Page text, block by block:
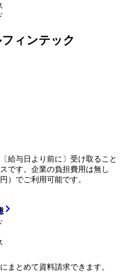
ィンテック
与日より前に〕受け取ること
す。企業の負担費用は無し
でご利用可能です。
とめて資料請求できます。